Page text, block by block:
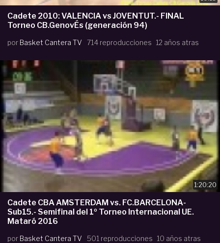
Cadete 2010: VALENCIA vs JOVENTUT.- FINAL
Torneo CB.GenovÉs (generación 94)
por Basket Cantera TV 714 reproducciones 12 años atras
1:20:20
Cadete CBA AMSTERDAM vs. FC.BARCELONA-
Sub15.- Semifinal del 1º Torneo Internacional UE.
Mataró 2016
por Basket Cantera TV 501 reproducciones 10 años atras